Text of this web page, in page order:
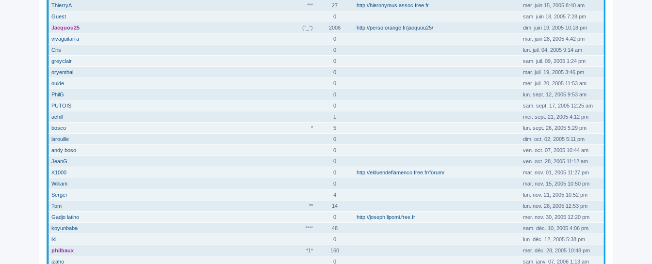
***
ThierryA 27 http://hieronymus.assoc.free.fr
mer. juin 15, 2005 8:40 am
Guest
0
sam. juin 18, 2005 7:28 pm
(°_°)
Jacquou25 2008 http://perso.orange.fr/jacquou25/
dim. juin 19, 2005 10:18 pm
vivaguitarra
0
mar. juin 28, 2005 4:42 pm
Cris
0
lun. juil. 04, 2005 9:14 am
greyclair
0
sam. juil. 09, 2005 1:24 pm
oryenthal
0
mar. juil. 19, 2005 3:46 pm
ouide
0
mer. juil. 20, 2005 11:53 am
PhilG
0
lun. sept. 12, 2005 9:53 am
PUTOIS
0
sam. sept. 17, 2005 12:25 am
achill
1
mer. sept. 21, 2005 4:12 pm
*
bosco 5
lun. sept. 26, 2005 5:29 pm
larouille
0
dim. oct. 02, 2005 5:11 pm
andy boso
0
ven. oct. 07, 2005 10:44 am
JeanG
0
ven. oct. 28, 2005 11:12 am
K1000
0 http://elduendeflamenco.free.fr/forum/
mar. nov. 01, 2005 11:27 pm
William
0
mar. nov. 15, 2005 10:50 pm
Sergeï
4
lun. nov. 21, 2005 10:52 pm
**
Tom 14
lun. nov. 28, 2005 12:53 pm
Gadjo latino
0 http://joseph.lipomi.free.fr
mer. nov. 30, 2005 12:20 pm
****
koyunbaba 48
sam. déc. 10, 2005 4:06 pm
iki
0
lun. déc. 12, 2005 5:38 pm
*1*
philbaux 160
mer. déc. 28, 2005 10:48 pm
izaho
0 sam. janv. 07, 2006 1:13 am